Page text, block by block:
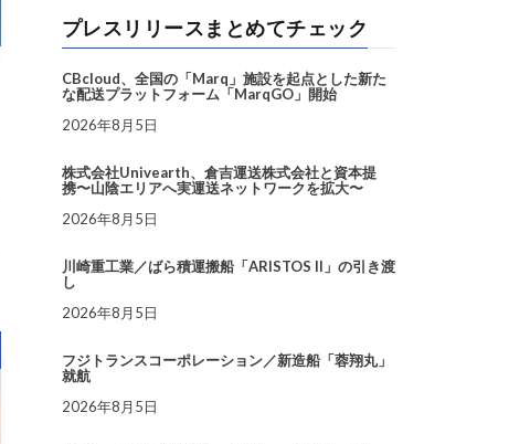
プレスリリースまとめてチェック
CBcloud、全国の「Marq」施設を起点とした新た
な配送プラットフォーム「MarqGO」開始
2026年8月5日
株式会社Univearth、倉吉運送株式会社と資本提
携〜山陰エリアへ実運送ネットワークを拡大〜
2026年8月5日
川崎重工業／ばら積運搬船「ARISTOS II」の引き渡
し
2026年8月5日
フジトランスコーポレーション／新造船「蓉翔丸」
就航
2026年8月5日